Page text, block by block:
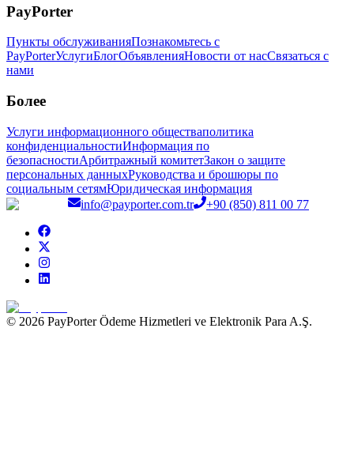
PayPorter
Пункты обслуживанияПознакомьтесь с
PayPorterУслугиБлогОбъявленияНовости от насСвязаться с
нами
Более
Услуги информационного обществаполитика
конфиденциальностиИнформация по
безопасностиАрбитражный комитетЗакон о защите
персональных данныхРуководства и брошюры по
социальным сетямЮридическая информация
info@payporter.com.tr
+90 (850) 811 00 77
© 2026 PayPorter Ödeme Hizmetleri ve Elektronik Para A.Ş.